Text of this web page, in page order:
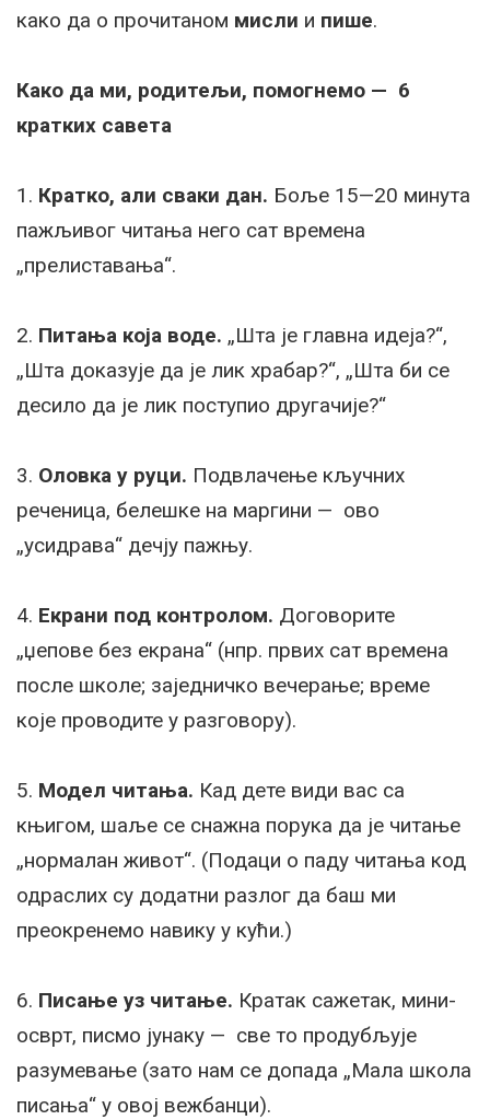
како да о прочитаном мисли и пише.
Како да ми, родитељи, помогнемо — 6
кратких савета
1. Кратко, али сваки дан. Боље 15—20 минута
пажљивог читања него сат времена
„прелиставања“.
2. Питања која воде. „Шта је главна идеја?“,
„Шта доказује да је лик храбар?“, „Шта би се
десило да је лик поступио другачије?“
3. Оловка у руци. Подвлачење кључних
реченица, белешке на маргини — ово
„усидрава“ дечју пажњу.
4. Екрани под контролом. Договорите
„џепове без екрана“ (нпр. првих сат времена
после школе; заједничко вечерање; време
које проводите у разговору).
5. Модел читања. Кад дете види вас са
књигом, шаље се снажна порука да је читање
„нормалан живот“. (Подаци о паду читања код
одраслих су додатни разлог да баш ми
преокренемо навику у кући.)
6. Писање уз читање. Кратак сажетак, мини-
осврт, писмо јунаку — све то продубљује
разумевање (зато нам се допада „Мала школа
писања“ у овој вежбанци).